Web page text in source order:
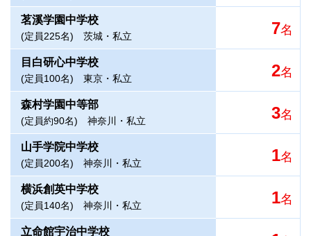
茗溪学園中学校
(定員225名) 茨城・私立 7名
目白研心中学校
(定員100名) 東京・私立 2名
森村学園中等部
(定員約90名) 神奈川・私立 3名
山手学院中学校
(定員200名) 神奈川・私立 1名
横浜創英中学校
(定員140名) 神奈川・私立 1名
立命館宇治中学校